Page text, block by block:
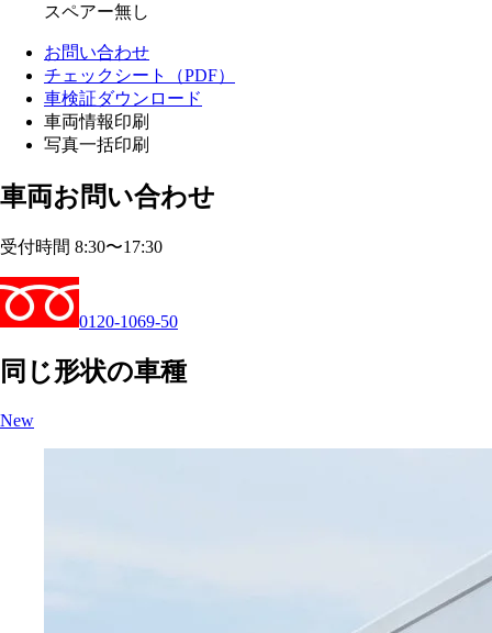
スペアー無し
お問い合わせ
チェックシート（PDF）
車検証ダウンロード
車両情報印刷
写真一括印刷
車両お問い合わせ
受付時間 8:30〜17:30
0120-1069-50
同じ形状の車種
New